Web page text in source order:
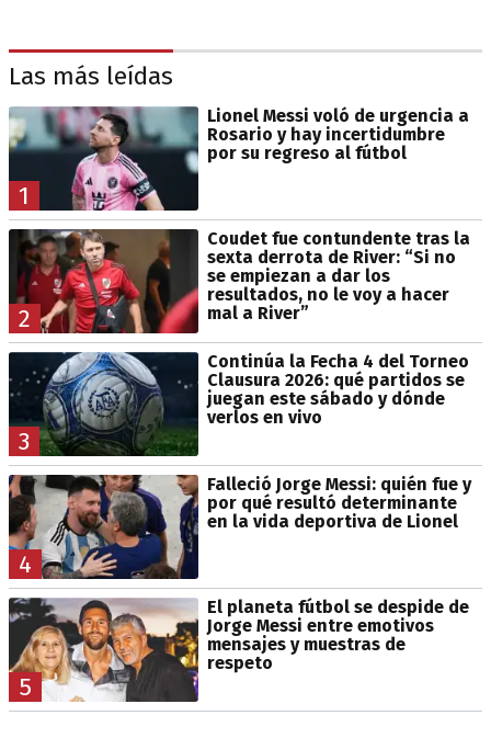
Las más leídas
1
Lionel Messi voló de urgencia a
Rosario y hay incertidumbre
por su regreso al fútbol
2
Coudet fue contundente tras la
sexta derrota de River: “Si no
se empiezan a dar los
resultados, no le voy a hacer
mal a River”
3
Continúa la Fecha 4 del Torneo
Clausura 2026: qué partidos se
juegan este sábado y dónde
verlos en vivo
4
Falleció Jorge Messi: quién fue y
por qué resultó determinante
en la vida deportiva de Lionel
5
El planeta fútbol se despide de
Jorge Messi entre emotivos
mensajes y muestras de
respeto